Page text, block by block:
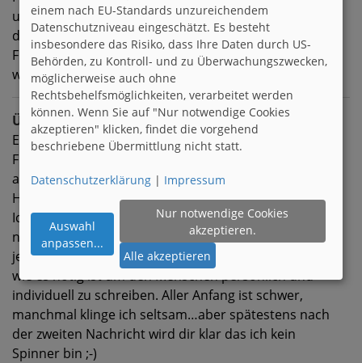
und gebe mein Bestes um hier ehrlich und aufrichtig
den Menschen für mich persönlich zu finden, dessen
Freundschaft mir wichtiger als der Alltag ist. Ich
wünsche uns allen viel Erfolg dabei.
Über mich
Ein netter Bekannter, ein guter Kumpel, ein treuer
Freund, ein familiärer Mensch …mit einem
ausgefüllten Alltagsleben und sehr, sehr viel Sinn für
Humor. (Ohne wäre das Leben nicht erträglich)
Ich bin kein komplexer Typ, gebildet aber einfach und
nahbar. Wenn ich jemanden anschreibe oder mit
jemanden schreibe, dann nehme ich mir so viel Zeit
wie es nötig ist um den Menschen persönlich und
individuell zu schreiben. Aller Anfang ist schwer,
manchmal klinge ich seltsam…aber spätestens nach
der zweiten Nachricht wird dir klar das ich kein
Spinner bin ;-)
einem nach EU-Standards unzureichendem
Datenschutzniveau eingeschätzt. Es besteht
insbesondere das Risiko, dass Ihre Daten durch US-
Behörden, zu Kontroll- und zu Überwachungszwecken,
möglicherweise auch ohne
Rechtsbehelfsmöglichkeiten, verarbeitet werden
können. Wenn Sie auf "Nur notwendige Cookies
akzeptieren" klicken, findet die vorgehend
beschriebene Übermittlung nicht statt.
Datenschutzerklärung | Impressum
Auswahl
anpassen...
Nur notwendige Cookies
akzeptieren.
Alle akzeptieren